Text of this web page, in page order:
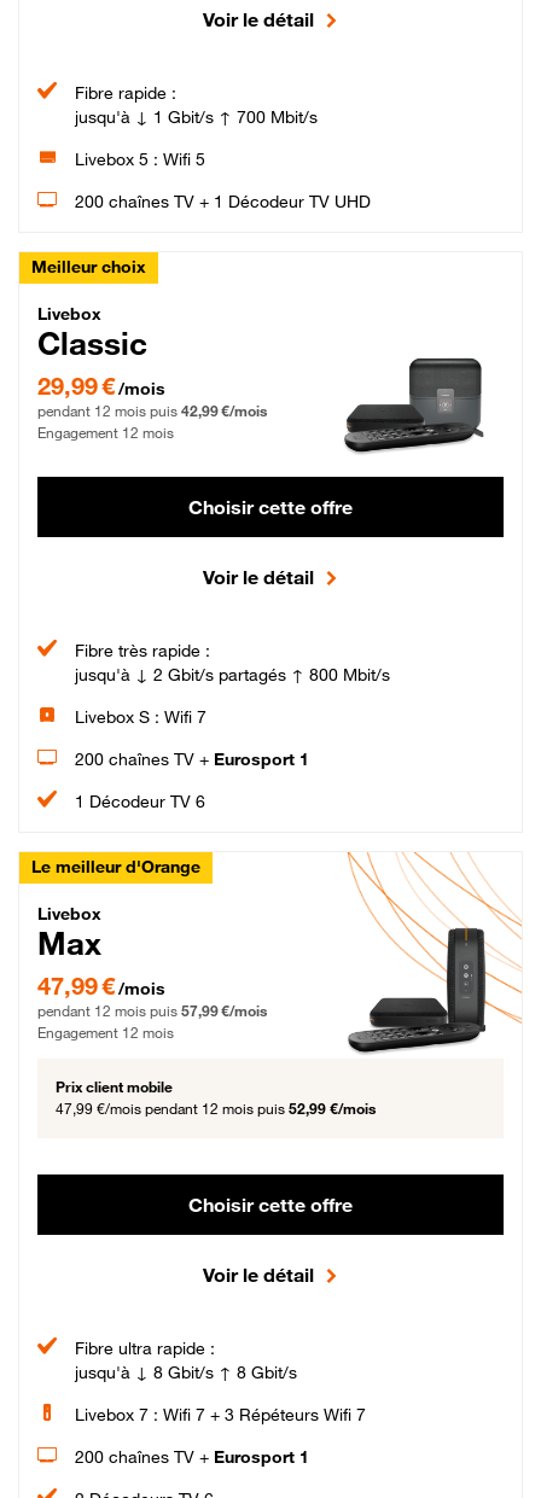
Voir le détail
Fibre rapide :
jusqu'à ↓ 1 Gbit/s ↑ 700 Mbit/s
Livebox 5 : Wifi 5
200 chaînes TV + 1 Décodeur TV UHD
Meilleur choix
Livebox Classic Fibre
Livebox
Classic
29,99 € par mois pendant 12 mois puis 42,99 € par mois, Engagement 12 mois
29,99 €/mois
pendant 12 mois puis 42,99 €/mois
Engagement 12 mois
Choisir cette offre
Voir le détail
Fibre très rapide :
jusqu'à ↓ 2 Gbit/s partagés ↑ 800 Mbit/s
Livebox S : Wifi 7
200 chaînes TV + Eurosport 1
1 Décodeur TV 6
Le meilleur d'Orange
Livebox Max Fibre
Livebox
Max
47,99 € par mois pendant 12 mois puis 57,99 € par mois, Engagement 12 mois
47,99 €/mois
pendant 12 mois puis 57,99 €/mois
Engagement 12 mois
Prix client mobile
47,99 €/mois pendant 12 mois puis 52,99 €/mois
Choisir cette offre
Voir le détail
Fibre ultra rapide :
jusqu'à ↓ 8 Gbit/s ↑ 8 Gbit/s
Livebox 7 : Wifi 7 + 3 Répéteurs Wifi 7
200 chaînes TV + Eurosport 1